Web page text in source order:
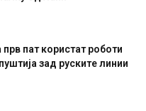
прв пат користат роботи
зад руските линии